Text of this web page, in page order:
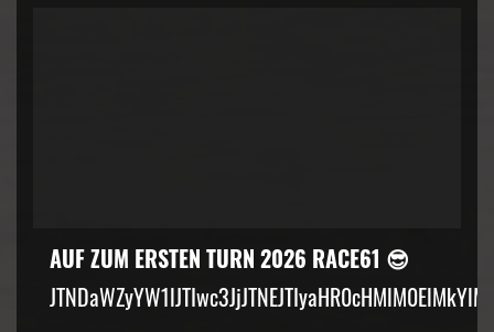
AUF ZUM ERSTEN TURN 2026 RACE61 😎